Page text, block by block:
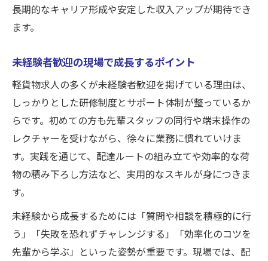
長期的なキャリア形成や安定した収入アップが期待でき
ます。
未経験者歓迎の現場で成長するポイント
軽貨物求人の多くが未経験者歓迎を掲げている理由は、
しっかりとした研修制度とサポート体制が整っているか
らです。初めての方も先輩スタッフの同行や端末操作の
レクチャーを受けながら、徐々に業務に慣れていけま
す。実践を通じて、配達ルートの組み立てや効率的な荷
物の積み下ろし方法など、実用的なスキルが身につきま
す。
未経験から成長するためには「質問や相談を積極的に行
う」「失敗を恐れずチャレンジする」「効率化のコツを
先輩から学ぶ」といった姿勢が重要です。現場では、配